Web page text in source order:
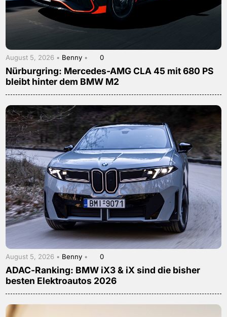
August 5, 2026 • Benny • 0
Nürburgring: Mercedes-AMG CLA 45 mit 680 PS
bleibt hinter dem BMW M2
August 5, 2026 • Benny • 0
ADAC-Ranking: BMW iX3 & iX sind die bisher
besten Elektroautos 2026